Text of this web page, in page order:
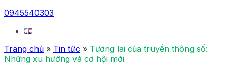
0945540303
Trang chủ » Tin tức » Tương lai của truyền thông số:
Những xu hướng và cơ hội mới